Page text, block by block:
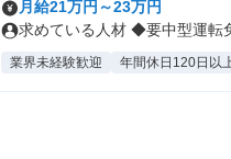
月給21万円～23万円
求めている人材 ◆要中型運転
業界未経験歓迎 年間休日120日以